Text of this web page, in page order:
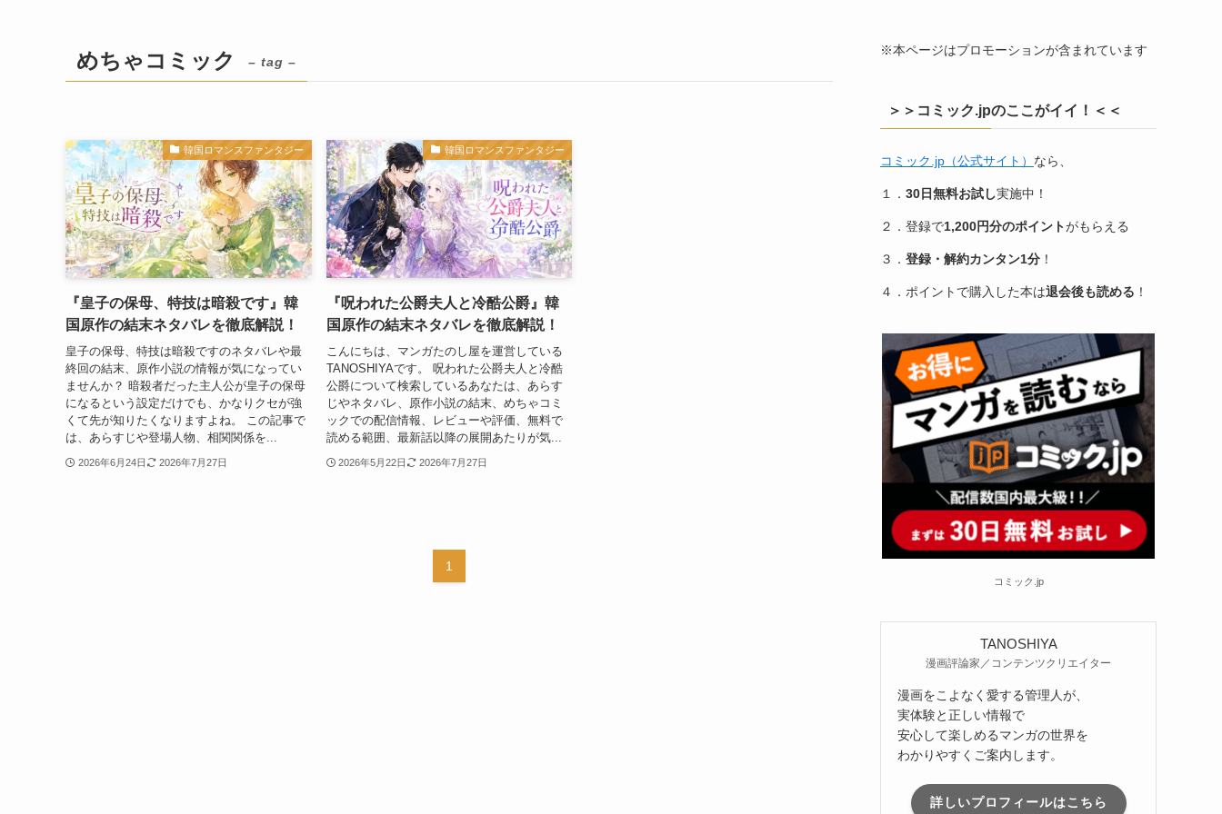
めちゃコミック – tag –
韓国ロマンスファンタジー
『皇子の保母、特技は暗殺です』韓
国原作の結末ネタバレを徹底解説！
皇子の保母、特技は暗殺ですのネタバレや最
終回の結末、原作小説の情報が気になってい
ませんか？ 暗殺者だった主人公が皇子の保母
になるという設定だけでも、かなりクセが強
くて先が知りたくなりますよね。 この記事で
は、あらすじや登場人物、相関関係を...
2026年6月24日 2026年7月27日
韓国ロマンスファンタジー
『呪われた公爵夫人と冷酷公爵』韓
国原作の結末ネタバレを徹底解説！
こんにちは、マンガたのし屋を運営している
TANOSHIYAです。 呪われた公爵夫人と冷酷
公爵について検索しているあなたは、あらす
じやネタバレ、原作小説の結末、めちゃコミ
ックでの配信情報、レビューや評価、無料で
読める範囲、最新話以降の展開あたりが気...
2026年5月22日 2026年7月27日
1
※本ページはプロモーションが含まれています
＞＞コミック.jpのここがイイ！＜＜
コミック.jp（公式サイト） なら、
１． 30日無料お試し実施中！
２．登録で1,200円分のポイントがもらえる
３． 登録・解約カンタン1分 ！
４．ポイントで購入した本は退会後も読める ！
コミック.jp
TANOSHIYA
漫画評論家／コンテンツクリエイター
漫画をこよなく愛する管理人が、
実体験と正しい情報で
安心して楽しめるマンガの世界を
わかりやすくご案内します。
詳しいプロフィールはこちら